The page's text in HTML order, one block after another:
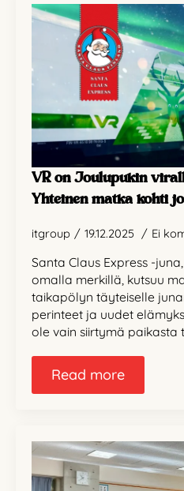
VR on Joulupukin
Yhteinen matka kohti
itgroup 19.12.2025 Ei
Santa Claus Express -
omalla merkillä, kutsuu
taikapölyn täyteiselle
perinteet ja uudet
ole vain siirtymä paikasta
Read more